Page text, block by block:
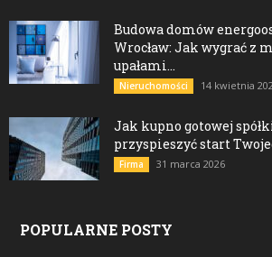
Budowa domów
Wrocław: Jak wygrać z
upałami...
Nieruchomości 14 kwietnia
Jak kupno gotowej
przyspieszyć start
Firma 31 marca 2026
POPULARNE POSTY